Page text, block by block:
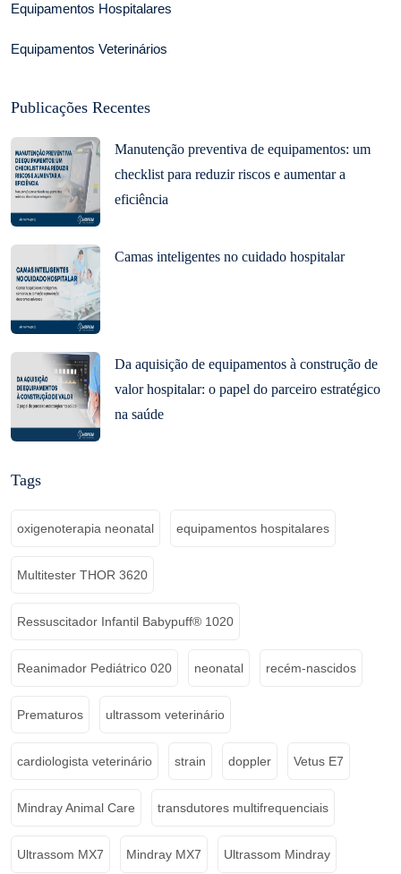
Equipamentos Hospitalares
Equipamentos Veterinários
Publicações Recentes
Manutenção preventiva de equipamentos: um
checklist para reduzir riscos e aumentar a
eficiência
Camas inteligentes no cuidado hospitalar
Da aquisição de equipamentos à construção de
valor hospitalar: o papel do parceiro estratégico
na saúde
Tags
oxigenoterapia neonatal equipamentos hospitalares
Multitester THOR 3620
Ressuscitador Infantil Babypuff® 1020
Reanimador Pediátrico 020 neonatal recém-nascidos
Prematuros ultrassom veterinário
cardiologista veterinário strain doppler Vetus E7
Mindray Animal Care transdutores multifrequenciais
Ultrassom MX7 Mindray MX7 Ultrassom Mindray